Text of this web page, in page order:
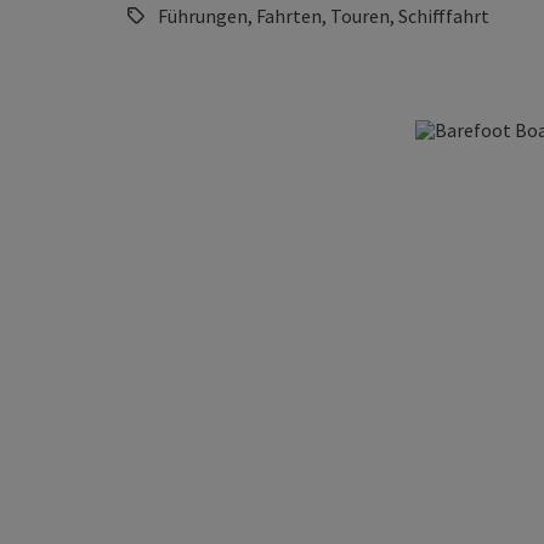
Führungen, Fahrten, Touren, Schifffahrt